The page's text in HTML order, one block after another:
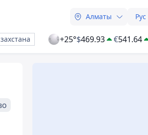
Алматы Рус
+25°$469.93 €541.64